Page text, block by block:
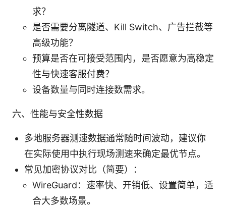
求？
是否需要分离隧道、Kill Switch、广告拦截等
高级功能？
预算是否在可接受范围内，是否愿意为高稳定
性与快速客服付费？
设备数量与同时连接数需求。
六、性能与安全性数据
多地服务器测速数据通常随时间波动，建议你
在实际使用中执行现场测速来确定最优节点。
常见加密协议对比（简要）：
WireGuard：速率快、开销低、设置简单，适
合大多数场景。